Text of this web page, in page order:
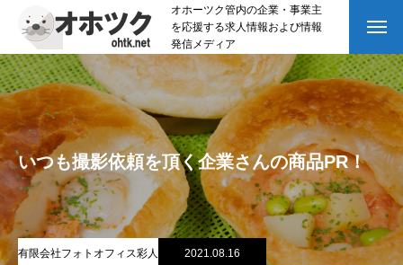
オホーツク管内の企業・事業主
を応援する求人情報および情報
発信メディア
いつも撮影依頼を頂く企業さんの商品PR！
有限会社フォトオフィス彩人 2021.08.16